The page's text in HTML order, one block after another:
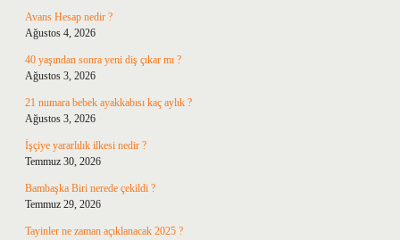
Avans Hesap nedir ?
Ağustos 4, 2026
40 yaşından sonra yeni diş çıkar mı ?
Ağustos 3, 2026
21 numara bebek ayakkabısı kaç aylık ?
Ağustos 3, 2026
İşçiye yararlılık ilkesi nedir ?
Temmuz 30, 2026
Bambaşka Biri nerede çekildi ?
Temmuz 29, 2026
Tayinler ne zaman açıklanacak 2025 ?